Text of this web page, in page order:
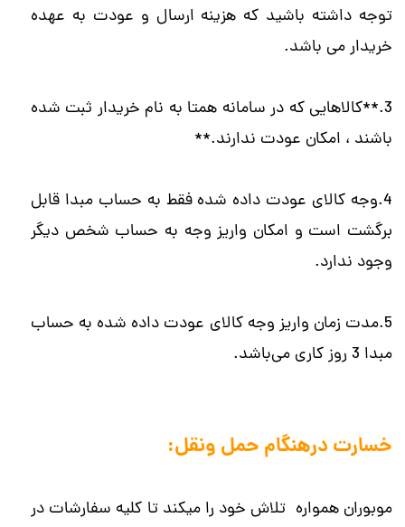
توجه داشته باشید که هزینه ارسال و عودت به عهده
خریدار می باشد.
3.**کالاهایی که در سامانه همتا به نام خریدار ثبت شده
باشند ، امکان عودت ندارند.**
4.وجه کالای عودت داده شده فقط به حساب مبدا قابل
برگشت است و امکان واریز وجه به حساب شخص دیگر
وجود ندارد.
5.مدت زمان واریز وجه کالای عودت داده شده به حساب
مبدا 3 روز کاری می‌باشد.
خسارت درهنگام حمل ونقل:
موبوران همواره تلاش خود را می­کند تا کلیه سفارشات در